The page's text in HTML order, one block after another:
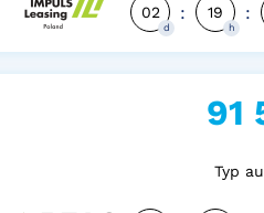
02
d
: 19
h
:
91
Typ